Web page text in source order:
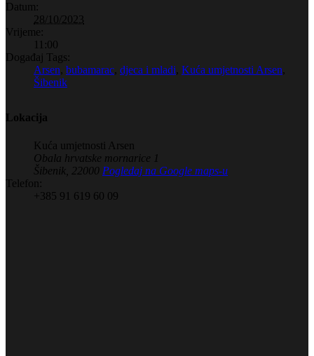
Datum:
28/10/2023
Vrijeme:
11:00
Događaj Tags:
Arsen, bubamarac, djeca i mladi, Kuća umjetnosti Arsen,
Šibenik
Lokacija
Kuća umjetnosti Arsen
Obala hrvatske mornarice 1
Šibenik
22000 Pogledaj na Google maps-u
Telefon:
+385 91 619 60 09